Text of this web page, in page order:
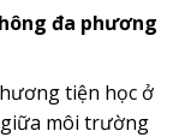
đa phương
tiện học ở
môi trường